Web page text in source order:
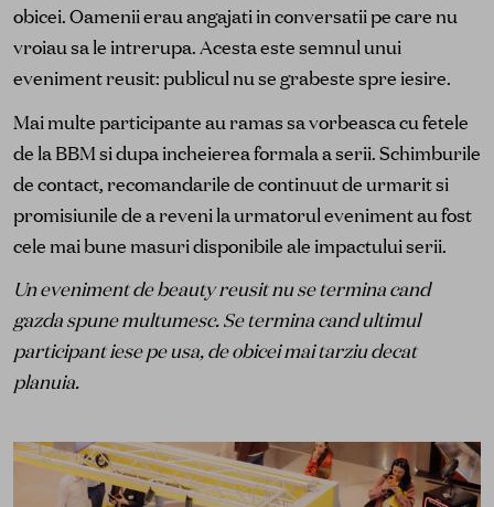
obicei. Oamenii erau angajati in conversatii pe care nu
vroiau sa le intrerupa. Acesta este semnul unui
eveniment reusit: publicul nu se grabeste spre iesire.
Mai multe participante au ramas sa vorbeasca cu fetele
de la BBM si dupa incheierea formala a serii. Schimburile
de contact, recomandarile de continuut de urmarit si
promisiunile de a reveni la urmatorul eveniment au fost
cele mai bune masuri disponibile ale impactului serii.
Un eveniment de beauty reusit nu se termina cand
gazda spune multumesc. Se termina cand ultimul
participant iese pe usa, de obicei mai tarziu decat
planuia.